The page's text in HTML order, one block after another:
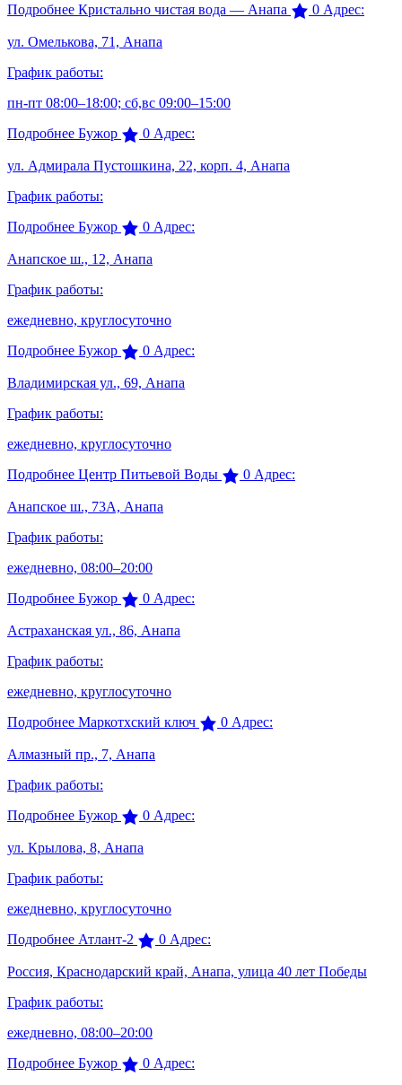
Подробнее Кристально чистая вода — Анапа 0 Адрес:
ул. Омелькова, 71, Анапа
График работы:
пн-пт 08:00–18:00; сб,вс 09:00–15:00
Подробнее Бужор 0 Адрес:
ул. Адмирала Пустошкина, 22, корп. 4, Анапа
График работы:
Подробнее Бужор 0 Адрес:
Анапское ш., 12, Анапа
График работы:
ежедневно, круглосуточно
Подробнее Бужор 0 Адрес:
Владимирская ул., 69, Анапа
График работы:
ежедневно, круглосуточно
Подробнее Центр Питьевой Воды 0 Адрес:
Анапское ш., 73А, Анапа
График работы:
ежедневно, 08:00–20:00
Подробнее Бужор 0 Адрес:
Астраханская ул., 86, Анапа
График работы:
ежедневно, круглосуточно
Подробнее Маркотхский ключ 0 Адрес:
Алмазный пр., 7, Анапа
График работы:
Подробнее Бужор 0 Адрес:
ул. Крылова, 8, Анапа
График работы:
ежедневно, круглосуточно
Подробнее Атлант-2 0 Адрес:
Россия, Краснодарский край, Анапа, улица 40 лет Победы
График работы:
ежедневно, 08:00–20:00
Подробнее Бужор 0 Адрес: